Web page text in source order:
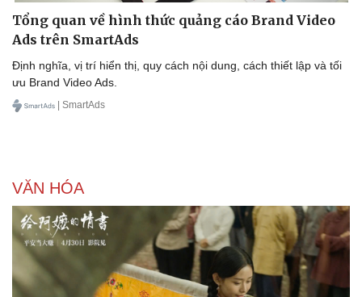
Tổng quan về hình thức quảng cáo Brand Video
Ads trên SmartAds
Định nghĩa, vị trí hiển thị, quy cách nội dung, cách thiết lập và tối
ưu Brand Video Ads.
| SmartAds
VĂN HÓA